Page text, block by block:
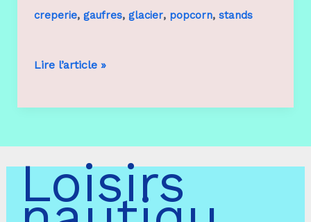
creperie, gaufres, glacier, popcorn, stands
Stand
Lire l’article »
Loisirs